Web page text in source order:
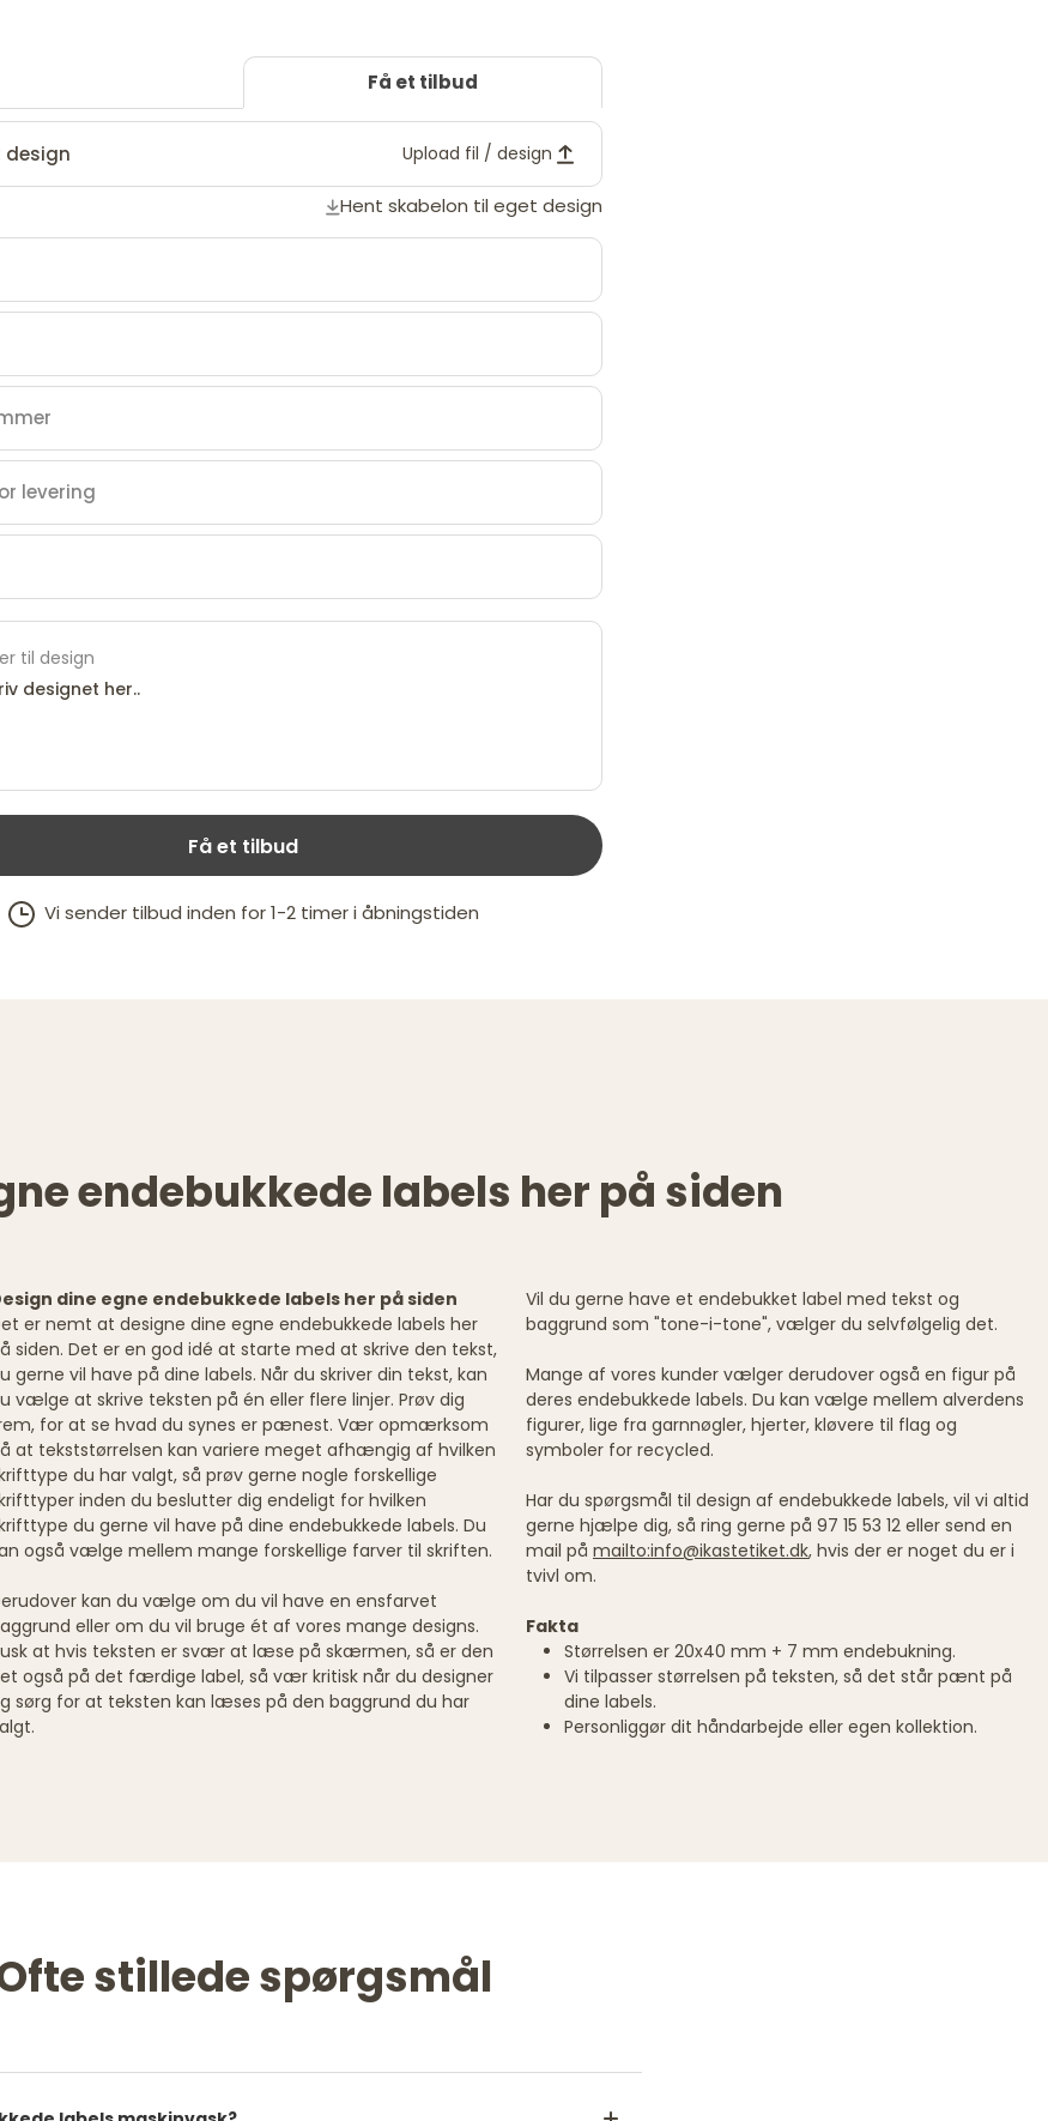
Få et tilbud
design Upload fil / design
Hent skabelon til eget design
til design
Få et tilbud
Vi sender tilbud inden for 1-2 timer i åbningstiden
endebukkede labels her på siden
dine egne endebukkede labels her på siden
er nemt at designe dine egne endebukkede labels her
siden. Det er en god idé at starte med at skrive den tekst,
gerne vil have på dine labels. Når du skriver din tekst, kan
vælge at skrive teksten på én eller flere linjer. Prøv dig
for at se hvad du synes er pænest. Vær opmærksom
at tekststørrelsen kan variere meget afhængig af hvilken
du har valgt, så prøv gerne nogle forskellige
inden du beslutter dig endeligt for hvilken
du gerne vil have på dine endebukkede labels. Du
også vælge mellem mange forskellige farver til skriften.
kan du vælge om du vil have en ensfarvet
eller om du vil bruge ét af vores mange designs.
at hvis teksten er svær at læse på skærmen, så er den
også på det færdige label, så vær kritisk når du designer
sørg for at teksten kan læses på den baggrund du har
Vil du gerne have et endebukket label med tekst og
baggrund som "tone-i-tone", vælger du selvfølgelig det.
Mange af vores kunder vælger derudover også en figur på
deres endebukkede labels. Du kan vælge mellem alverdens
figurer, lige fra garnnøgler, hjerter, kløvere til flag og
symboler for recycled.
Har du spørgsmål til design af endebukkede labels, vil vi altid
gerne hjælpe dig, så ring gerne på 97 15 53 12 eller send en
mail på mailto:info@ikastetiket.dk, hvis der er noget du er i
tvivl om.
Fakta
Størrelsen er 20x40 mm + 7 mm endebukning.
Vi tilpasser størrelsen på teksten, så det står pænt på
dine labels.
Personliggør dit håndarbejde eller egen kollektion.
stillede spørgsmål